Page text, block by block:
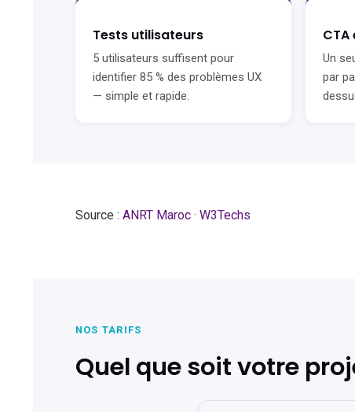
Tests utilisateurs
5 utilisateurs suffisent pour
identifier 85 % des problèmes UX
— simple et rapide.
Un
par
Source : ANRT Maroc · W3Techs
NOS TARIFS
Quel que soit votre